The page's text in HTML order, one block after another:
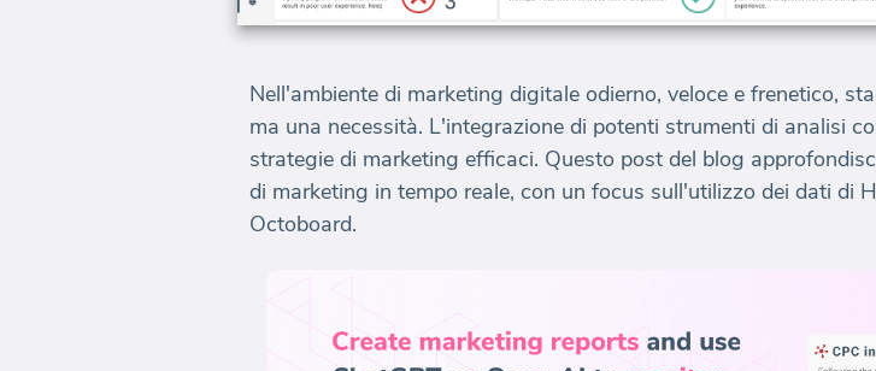
Nell'ambiente di marketing digitale odierno, veloce e frenetico,
ma una necessità. L'integrazione di potenti strumenti di analisi
strategie di marketing efficaci. Questo post del blog
di marketing in tempo reale, con un focus sull'utilizzo dei dati di
Octoboard.